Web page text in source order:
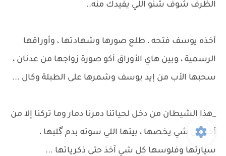
الظرف شوف شنو اللي يفيدك منه..
آخذه يوسف فتحه ، طلع صورها وشهادتها ، وأوراقها
الرسمية ، وبين هاي الأوراق أكو صورة زواجها من عدنان ،
سحبها اﻷب من إيد يوسف وشمرها على الطبلة وكال ...
_هذا الشيطان من دخل لحياتنا دمرنا دمار وما تركنا إلا من
آخذ كل شي يخصها ، بيتها اللي سوته بدم گلبها ،
سيارتها وفلوسها كل شي آخذ حتى ذكرياتها ...